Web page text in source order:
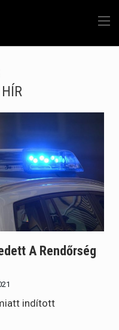
A Rendőrség
indított